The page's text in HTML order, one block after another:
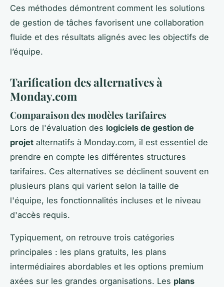
Ces méthodes démontrent comment les solutions
de gestion de tâches favorisent une collaboration
fluide et des résultats alignés avec les objectifs de
l’équipe.
Tarification des alternatives à
Monday.com
Comparaison des modèles tarifaires
Lors de l'évaluation des logiciels de gestion de
projet alternatifs à Monday.com, il est essentiel de
prendre en compte les différentes structures
tarifaires. Ces alternatives se déclinent souvent en
plusieurs plans qui varient selon la taille de
l'équipe, les fonctionnalités incluses et le niveau
d'accès requis.
Typiquement, on retrouve trois catégories
principales : les plans gratuits, les plans
intermédiaires abordables et les options premium
axées sur les grandes organisations. Les plans